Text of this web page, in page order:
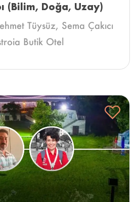
(Bilim, Doğa, Uzay)
Tüysüz, Sema Çakıcı
Butik Otel